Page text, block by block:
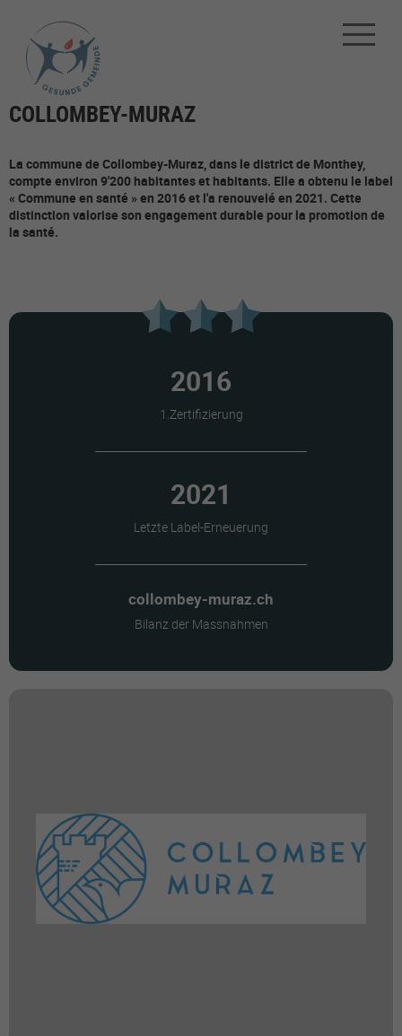
COLLOMBEY-MURAZ
La commune de Collombey-Muraz, dans le district de Monthey,
compte environ 9'200 habitantes et habitants. Elle a obtenu le label
« Commune en santé » en 2016 et l'a renouvelé en 2021. Cette
distinction valorise son engagement durable pour la promotion de
la santé.
2016
1.Zertifizierung
2021
Letzte Label-Erneuerung
collombey-muraz.ch
Bilanz der Massnahmen